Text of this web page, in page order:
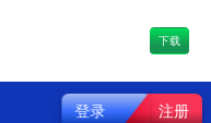
下载
登录 注册